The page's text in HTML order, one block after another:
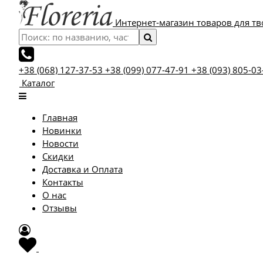
Интернет-магазин товаров для
+38 (068) 127-37-53 +38 (099) 077-47-91 +38 (093) 805-
Каталог
Главная
Новинки
Новости
Скидки
Доставка и Оплата
Контакты
О нас
Отзывы